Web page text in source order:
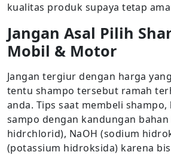
kualitas produk supaya tetap
Jangan Asal Pilih
Mobil & Motor
Jangan tergiur dengan harga
tentu shampo tersebut ramah
anda. Tips saat membeli
sampo dengan kandungan bahan
hidrchlorid), NaOH (sodium
(potassium hidroksida) karena